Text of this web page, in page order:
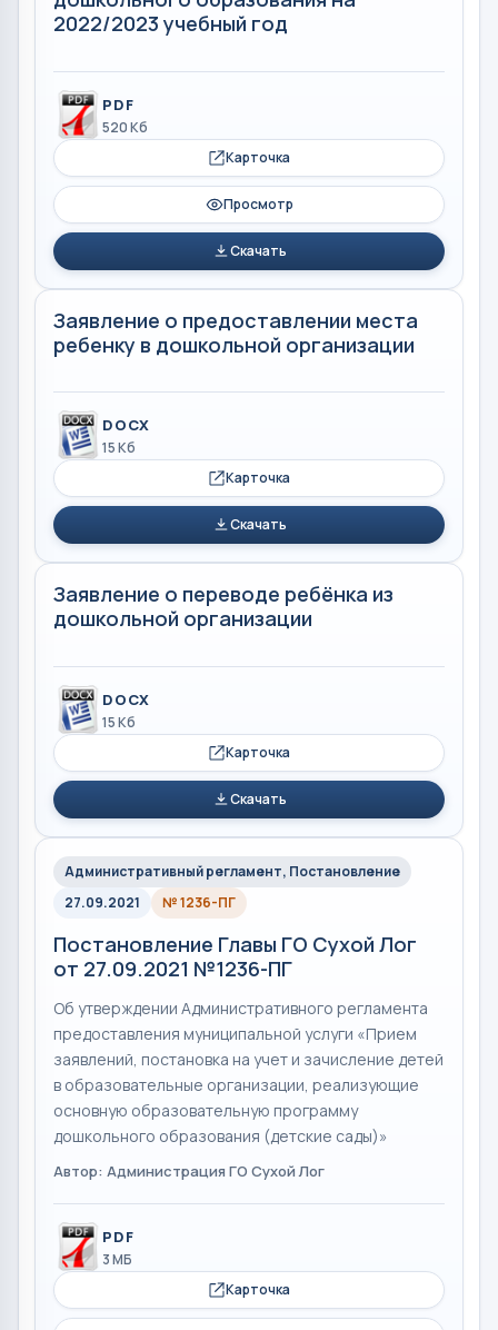
2022/2023 учебный год
PDF
520 Кб
Карточка
Просмотр
Скачать
Заявление о предоставлении места
ребенку в дошкольной организации
DOCX
15 Кб
Карточка
Скачать
Заявление о переводе ребёнка из
дошкольной организации
DOCX
15 Кб
Карточка
Скачать
Административный регламент, Постановление
27.09.2021
№ 1236-ПГ
Постановление Главы ГО Сухой Лог
от 27.09.2021 №1236-ПГ
Об утверждении Административного регламента
предоставления муниципальной услуги «Прием
заявлений, постановка на учет и зачисление детей
в образовательные организации, реализующие
основную образовательную программу
дошкольного образования (детские сады)»
Автор: Администрация ГО Сухой Лог
PDF
3 МБ
Карточка